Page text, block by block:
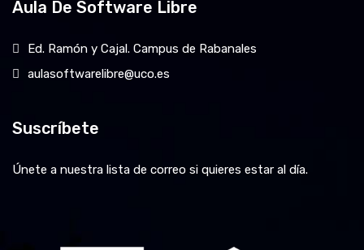
Aula De Software Libre
Ed. Ramón y Cajal. Campus de Rabanales
aulasoftwarelibre@uco.es
Suscríbete
Únete a nuestra lista de correo si quieres estar al día.